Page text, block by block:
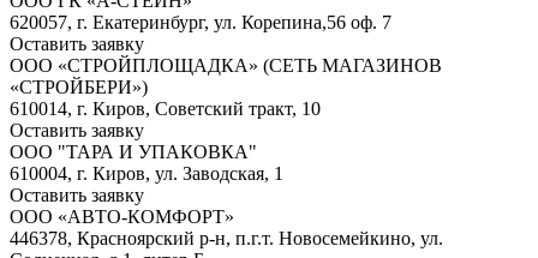
620057, г. Екатеринбург, ул. Корепина,56 оф. 7
Оставить заявку
ООО «СТРОЙПЛОЩАДКА» (СЕТЬ МАГАЗИНОВ
«СТРОЙБЕРИ»)
610014, г. Киров, Советский тракт, 10
Оставить заявку
ООО "ТАРА И УПАКОВКА"
610004, г. Киров, ул. Заводская, 1
Оставить заявку
ООО «АВТО-КОМФОРТ»
446378, Красноярский р-н, п.г.т. Новосемейкино, ул.